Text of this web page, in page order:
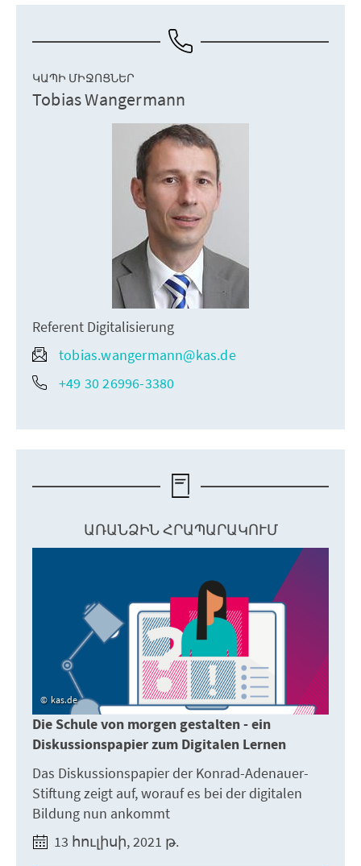
ԿԱՊԻ ՄԻՋՈՑՆԵՐ
Tobias Wangermann
Referent Digitalisierung
tobias.wangermann@kas.de
+49 30 26996-3380
ԱՌԱՆՁԻՆ ՀՐԱՊԱՐԱԿՈՒՄ
kas.de
Die Schule von morgen gestalten - ein
Diskussionspapier zum Digitalen Lernen
Das Diskussionspapier der Konrad-Adenauer-
Stiftung zeigt auf, worauf es bei der digitalen
Bildung nun ankommt
13 հուլիսի, 2021 թ.